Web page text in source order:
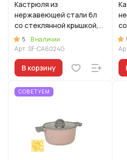
Кастрюля из
нержавеющей стали 6л
со стеклянной крышкой,
линия "Сафия"
5
В наличии
Арт. SF-CA6024G
В корзину
СОВЕТУЕМ